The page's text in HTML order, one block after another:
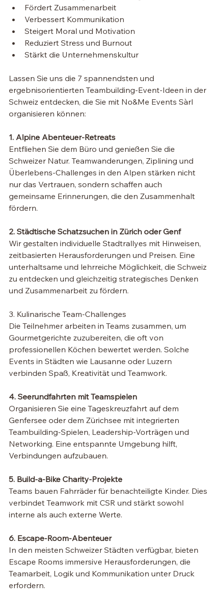
Fördert Zusammenarbeit
Verbessert Kommunikation
Steigert Moral und Motivation
Reduziert Stress und Burnout
Stärkt die Unternehmenskultur
Lassen Sie uns die 7 spannendsten und
ergebnisorientierten Teambuilding-Event-Ideen in der
Schweiz entdecken, die Sie mit No&Me Events Sàrl
organisieren können:
1. Alpine Abenteuer-Retreats
Entfliehen Sie dem Büro und genießen Sie die
Schweizer Natur. Teamwanderungen, Ziplining und
Überlebens-Challenges in den Alpen stärken nicht
nur das Vertrauen, sondern schaffen auch
gemeinsame Erinnerungen, die den Zusammenhalt
fördern.
2. Städtische Schatzsuchen in Zürich oder Genf
Wir gestalten individuelle Stadtrallyes mit Hinweisen,
zeitbasierten Herausforderungen und Preisen. Eine
unterhaltsame und lehrreiche Möglichkeit, die Schweiz
zu entdecken und gleichzeitig strategisches Denken
und Zusammenarbeit zu fördern.
3. Kulinarische Team-Challenges
Die Teilnehmer arbeiten in Teams zusammen, um
Gourmetgerichte zuzubereiten, die oft von
professionellen Köchen bewertet werden. Solche
Events in Städten wie Lausanne oder Luzern
verbinden Spaß, Kreativität und Teamwork.
4. Seerundfahrten mit Teamspielen
Organisieren Sie eine Tageskreuzfahrt auf dem
Genfersee oder dem Zürichsee mit integrierten
Teambuilding-Spielen, Leadership-Vorträgen und
Networking. Eine entspannte Umgebung hilft,
Verbindungen aufzubauen.
5. Build-a-Bike Charity-Projekte
Teams bauen Fahrräder für benachteiligte Kinder. Dies
verbindet Teamwork mit CSR und stärkt sowohl
interne als auch externe Werte.
6. Escape-Room-Abenteuer
In den meisten Schweizer Städten verfügbar, bieten
Escape Rooms immersive Herausforderungen, die
Teamarbeit, Logik und Kommunikation unter Druck
erfordern.